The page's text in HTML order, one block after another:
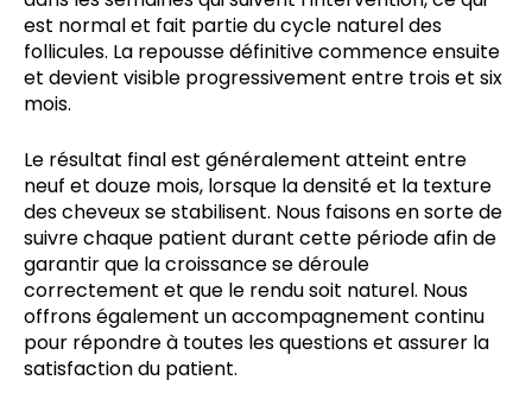
est normal et fait partie du cycle naturel des
follicules. La repousse définitive commence ensuite
et devient visible progressivement entre trois et six
mois.
Le résultat final est généralement atteint entre
neuf et douze mois, lorsque la densité et la texture
des cheveux se stabilisent. Nous faisons en sorte de
suivre chaque patient durant cette période afin de
garantir que la croissance se déroule
correctement et que le rendu soit naturel. Nous
offrons également un accompagnement continu
pour répondre à toutes les questions et assurer la
satisfaction du patient.